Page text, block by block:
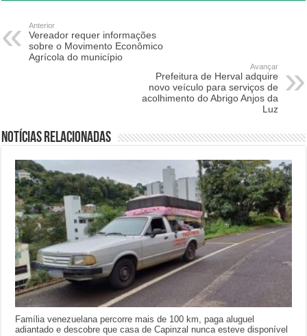
Anterior
Vereador requer informações
sobre o Movimento Econômico
Agrícola do município
Avançar
Prefeitura de Herval adquire
novo veículo para serviços de
acolhimento do Abrigo Anjos da
Luz
Notícias relacionadas
Família venezuelana percorre mais de 100 km, paga aluguel
adiantado e descobre que casa de Capinzal nunca esteve disponível